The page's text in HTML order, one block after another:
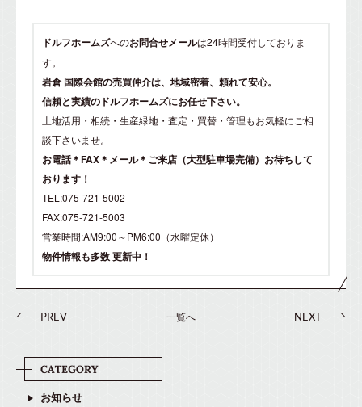
ドルフホームズへのお問合せメールは24時間受付しておりま
す。
岩倉 国際会館の売買仲介は、地域密着、頼れて安心。
信頼と実績のドルフホームズにお任せ下さい。
土地活用・相続・生産緑地・査定・買替・管理もお気軽にご相
談下さいませ。
お電話＊FAX＊メール＊ご来店（大型駐車場完備）お待ちして
おります！
TEL:075-721-5002
FAX:075-721-5003
営業時間:AM9:00～PM6:00（水曜定休）
物件情報も多数 更新中！
PREV 一覧へ NEXT
お知らせ